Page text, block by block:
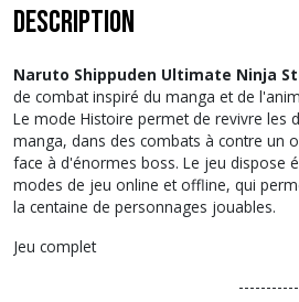
Description
Naruto Shippuden Ultimate Ninja
de combat inspiré du manga et de
Le mode Histoire permet de revivre les
manga, dans des combats à contre un
face à d'énormes boss. Le jeu dispose
modes de jeu online et offline, qui
la centaine de personnages jouables.
Jeu complet